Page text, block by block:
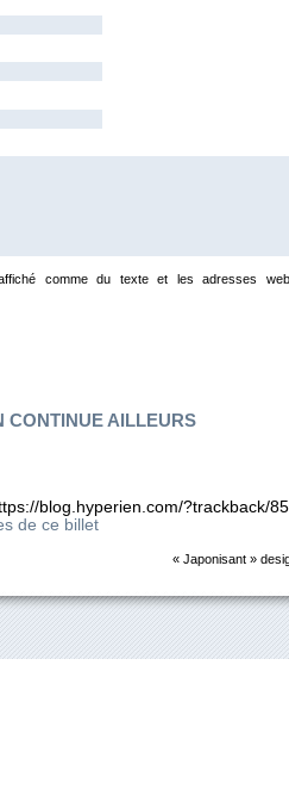
comme du texte et les adresses web
CONTINUE AILLEURS
blog.hyperien.com/?trackback/85
de ce billet
« Japonisant »